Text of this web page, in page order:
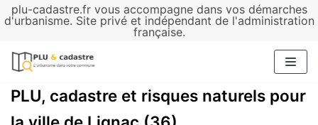
plu-cadastre.fr vous accompagne dans vos démarches
d'urbanisme. Site privé et indépendant de l'administration
française.
Aller
contenu
PLU, cadastre et risques naturels pour